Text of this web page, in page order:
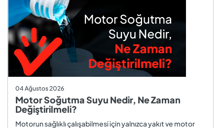
04 Ağustos 2026
Motor Soğutma Suyu Nedir, Ne Zaman
Değiştirilmeli?
Motorun sağlıklı çalışabilmesi için yalnızca yakıt ve motor